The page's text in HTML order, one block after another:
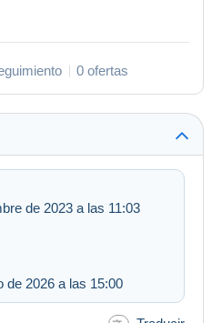
0 ofertas
de 2023 a las 11:03
de 2026 a las 15:00